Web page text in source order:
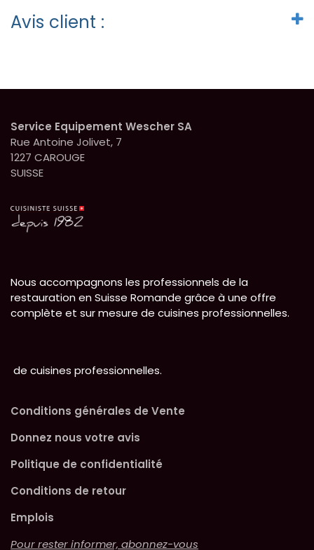
Avis client :
Service Equipement Wescher SA
Rue Antoine Jolivet, 7
1227 CAROUGE
SUISSE
Nous accompagnons les professionnels de la
restauration en Suisse Romande grâce à une offre
complète et sur mesure de cuisines professionnelles.
de cuisines professionnelles.
Conditions générales de Vente
Donnez nous votre avis
Politique de confidentialité
Conditions de retour
Emplois
Pour rester informer, abonnez-vous